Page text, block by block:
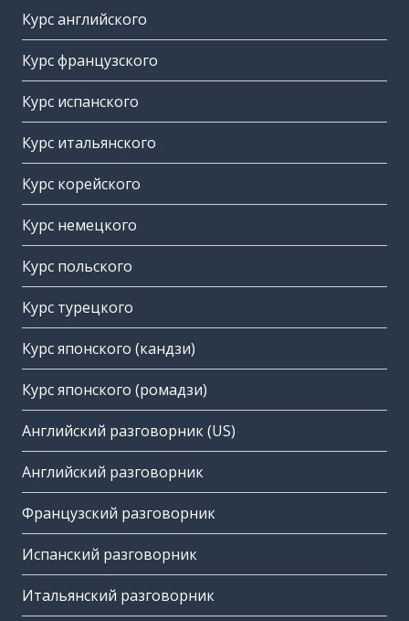
Курс английского
Курс французского
Курс испанского
Курс итальянского
Курс корейского
Курс немецкого
Курс польского
Курс турецкого
Курс японского (кандзи)
Курс японского (ромадзи)
Английский разговорник (US)
Английский разговорник
Французский разговорник
Испанский разговорник
Итальянский разговорник